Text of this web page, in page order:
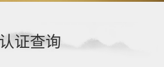
认证查询